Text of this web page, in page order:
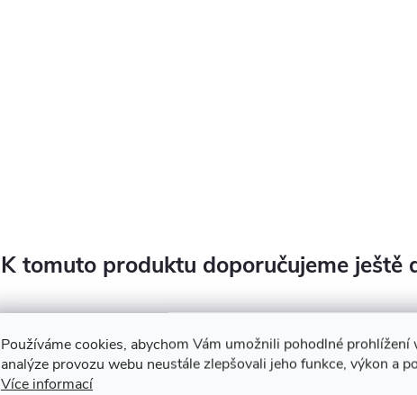
Používáme cookies, abychom Vám umožnili pohodlné prohlížení
analýze provozu webu neustále zlepšovali jeho funkce, výkon a
Více informací
K tomuto produktu doporučujeme ještě